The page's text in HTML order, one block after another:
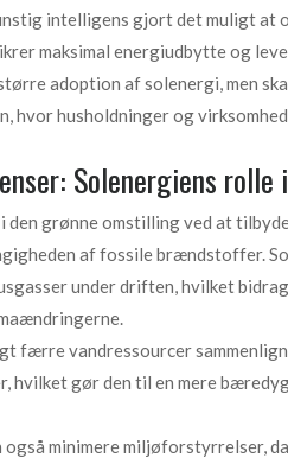
intelligens gjort det muligt at
maksimal energiudbytte og
adoption af solenergi, men
hvor husholdninger og
Solenergiens
grønne omstilling ved at
af fossile brændstoffer.
under driften, hvilket
færre vandressourcer
hvilket gør den til en mere
minimere miljøforstyrrelser,